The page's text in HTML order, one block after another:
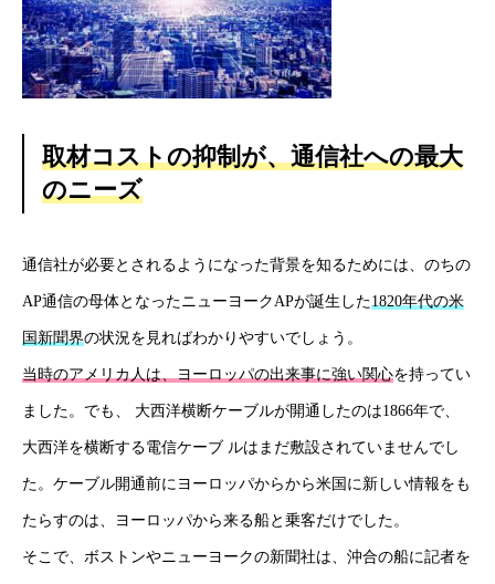
取材コストの抑制が、通信社への最大
のニーズ
通信社が必要とされるようになった背景を知るためには、のちの
AP通信の母体となったニューヨークAPが誕生した1820年代の米
国新聞界の状況を見ればわかりやすいでしょう。
当時のアメリカ人は、ヨーロッパの出来事に強い関心を持ってい
ました。でも、 大西洋横断ケーブルが開通したのは1866年で、
大西洋を横断する電信ケーブ ルはまだ敷設されていませんでし
た。ケーブル開通前にヨーロッパからから米国に新しい情報をも
たらすのは、ヨーロッパから来る船と乗客だけでした。
そこで、ボストンやニューヨークの新聞社は、沖合の船に記者を